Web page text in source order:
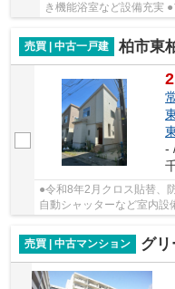
き機能浴室など設備充実
売買 | 中古一戸建 柏市東
-
●令和8年2月クロス貼替、
自動シャッターなど室内設
売買 | 中古マンション
グ